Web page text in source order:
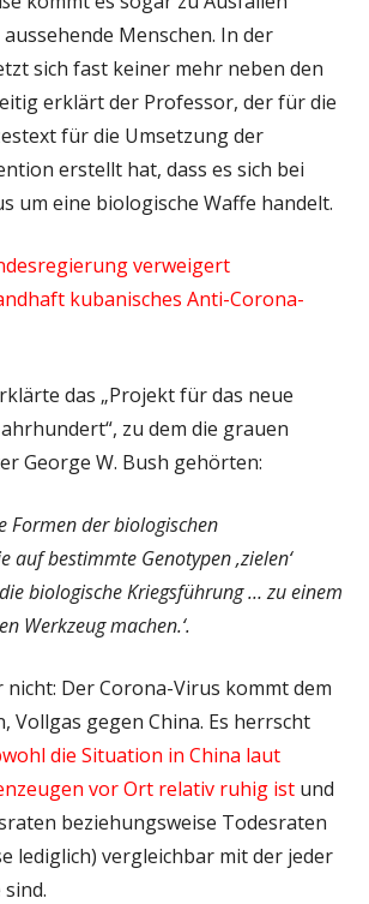
Menschen. In der
sich fast keiner mehr neben den
erklärt der Professor, der für die
für die Umsetzung der
erstellt hat, dass es sich bei
um eine biologische Waffe handelt.
verweigert
kubanisches Anti-Corona-
das „Projekt für das neue
zu dem die grauen
George W. Bush gehörten:
Formen der biologischen
auf bestimmte Genotypen ‚zielen‘
biologische Kriegsführung … zu einem
Werkzeug machen.‘.
nicht: Der Corona-Virus kommt dem
Vollgas gegen China. Es herrscht
die Situation in China laut
vor Ort relativ ruhig istund
beziehungsweise Todesraten
lediglich) vergleichbar mit der jeder